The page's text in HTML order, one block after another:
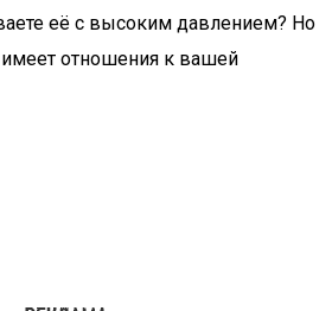
её с высоким давлением? Но
имеет отношения к вашей